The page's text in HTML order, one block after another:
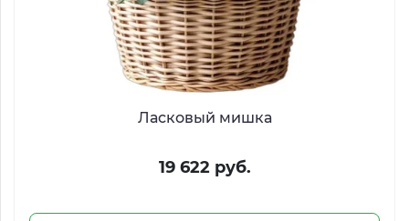
Ласковый мишка
19 622 руб.